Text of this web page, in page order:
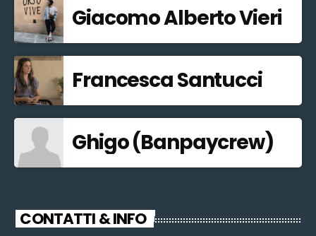
Giacomo Alberto Vieri
Francesca Santucci
Ghigo (Banpaycrew)
CONTATTI & INFO